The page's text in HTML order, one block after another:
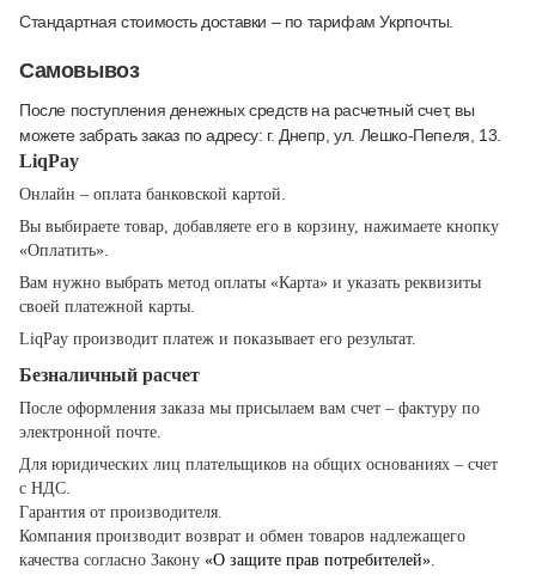
Стандартная стоимость доставки – по тарифам Укрпочты.
Самовывоз
После поступления денежных средств на расчетный счет, вы
можете забрать заказ по адресу: г. Днепр, ул. Лешко-Пепеля, 13.
LiqPay
Онлайн – оплата банковской картой.
Вы выбираете товар, добавляете его в корзину, нажимаете кнопку
«Оплатить».
Вам нужно выбрать метод оплаты «Карта» и указать реквизиты
своей платежной карты.
LiqPay производит платеж и показывает его результат.
Безналичный расчет
После оформления заказа мы присылаем вам счет – фактуру по
электронной почте.
Для юридических лиц плательщиков на общих основаниях – счет
с НДС.
Гарантия от производителя.
Компания производит возврат и обмен товаров надлежащего
качества согласно Закону «О защите прав потребителей».